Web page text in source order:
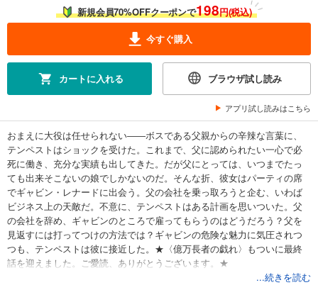
新規会員70%OFFクーポンで198円(税込)
今すぐ購入
カートに入れる ブラウザ試し読み
アプリ試し読みはこちら
おまえに大役は任せられない――ボスである父親からの辛辣な言葉に、
テンペストはショックを受けた。これまで、父に認められたい一心で必
死に働き、充分な実績も出してきた。だが父にとっては、いつまでたっ
ても出来そこないの娘でしかないのだ。そんな折、彼女はパーティの席
でギャビン・レナードに出会う。父の会社を乗っ取ろうと企む、いわば
ビジネス上の天敵だ。不意に、テンペストはある計画を思いついた。父
の会社を辞め、ギャビンのところで雇ってもらうのはどうだろう？父を
見返すには打ってつけの方法では？ギャビンの危険な魅力に気圧されつ
つも、テンペストは彼に接近した。★〈億万長者の戯れ〉もついに最終
話を迎えました。ご愛読、ありがとうございます。★
...続きを読む